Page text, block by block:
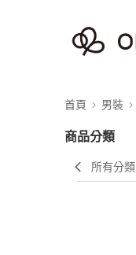
首頁 男裝
商品分類
所有分類